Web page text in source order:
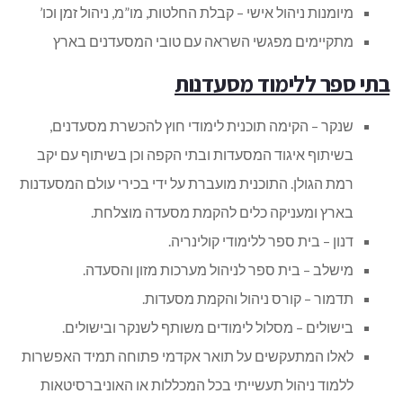
מיומנות ניהול אישי – קבלת החלטות, מו”מ, ניהול זמן וכו’
מתקיימים מפגשי השראה עם טובי המסעדנים בארץ
בתי ספר ללימוד מסעדנות
שנקר – הקימה תוכנית לימודי חוץ להכשרת מסעדנים,
בשיתוף איגוד המסעדות ובתי הקפה וכן בשיתוף עם יקב
רמת הגולן. התוכנית מועברת על ידי בכירי עולם המסעדנות
בארץ ומעניקה כלים להקמת מסעדה מוצלחת.
דנון – בית ספר ללימודי קולינריה.
מישלב – בית ספר לניהול מערכות מזון והסעדה.
תדמור – קורס ניהול והקמת מסעדות.
בישולים – מסלול לימודים משותף לשנקר ובישולים.
לאלו המתעקשים על תואר אקדמי פתוחה תמיד האפשרות
ללמוד ניהול תעשייתי בכל המכללות או האוניברסיטאות